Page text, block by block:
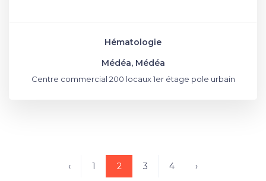
Hématologie
Médéa, Médéa
Centre commercial 200 locaux 1er étage pole urbain
‹ 1 2 3 4 ›